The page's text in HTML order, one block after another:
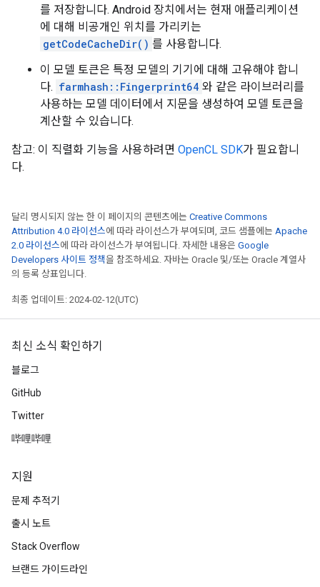
를 저장합니다. Android 장치에서는 현재 애플리케이션
에 대해 비공개인 위치를 가리키는
getCodeCacheDir() 를 사용합니다.
이 모델 토큰은 특정 모델의 기기에 대해 고유해야 합니
다. farmhash::Fingerprint64 와 같은 라이브러리를
사용하는 모델 데이터에서 지문을 생성하여 모델 토큰을
계산할 수 있습니다.
참고: 이 직렬화 기능을 사용하려면 OpenCL SDK가 필요합니
다.
달리 명시되지 않는 한 이 페이지의 콘텐츠에는 Creative Commons
Attribution 4.0 라이선스에 따라 라이선스가 부여되며, 코드 샘플에는 Apache
2.0 라이선스에 따라 라이선스가 부여됩니다. 자세한 내용은 Google
Developers 사이트 정책을 참조하세요. 자바는 Oracle 및/또는 Oracle 계열사
의 등록 상표입니다.
최종 업데이트: 2024-02-12(UTC)
최신 소식 확인하기
블로그
GitHub
Twitter
哔哩哔哩
지원
문제 추적기
출시 노트
Stack Overflow
브랜드 가이드라인